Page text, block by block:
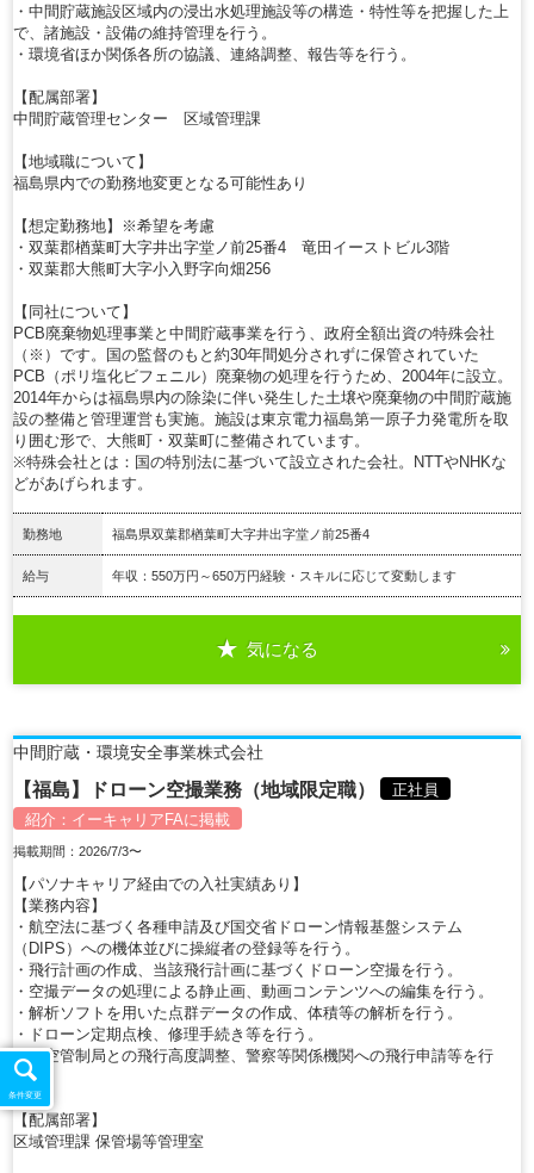
・中間貯蔵施設区域内の浸出水処理施設等の構造・特性等を把握した上
で、諸施設・設備の維持管理を行う。
・環境省ほか関係各所の協議、連絡調整、報告等を行う。
【配属部署】
中間貯蔵管理センター 区域管理課
【地域職について】
福島県内での勤務地変更となる可能性あり
【想定勤務地】※希望を考慮
・双葉郡楢葉町大字井出字堂ノ前25番4 竜田イーストビル3階
・双葉郡大熊町大字小入野字向畑256
【同社について】
PCB廃棄物処理事業と中間貯蔵事業を行う、政府全額出資の特殊会社
（※）です。国の監督のもと約30年間処分されずに保管されていた
PCB（ポリ塩化ビフェニル）廃棄物の処理を行うため、2004年に設立。
2014年からは福島県内の除染に伴い発生した土壌や廃棄物の中間貯蔵施
設の整備と管理運営も実施。施設は東京電力福島第一原子力発電所を取
り囲む形で、大熊町・双葉町に整備されています。
※特殊会社とは：国の特別法に基づいて設立された会社。NTTやNHKな
どがあげられます。
勤務地 福島県双葉郡楢葉町大字井出字堂ノ前25番4
給与 年収：550万円～650万円経験・スキルに応じて変動します
気になる
中間貯蔵・環境安全事業株式会社
【福島】ドローン空撮業務（地域限定職）
正社員
紹介： イーキャリアFAに掲載
掲載期間：2026/7/3〜
【パソナキャリア経由での入社実績あり】
【業務内容】
・航空法に基づく各種申請及び国交省ドローン情報基盤システム
（DIPS）への機体並びに操縦者の登録等を行う。
・飛行計画の作成、当該飛行計画に基づくドローン空撮を行う。
・空撮データの処理による静止画、動画コンテンツへの編集を行う。
・解析ソフトを用いた点群データの作成、体積等の解析を行う。
・ドローン定期点検、修理手続き等を行う。
・航空管制局との飛行高度調整、警察等関係機関への飛行申請等を行
う。
【配属部署】
区域管理課 保管場等管理室
条件変更